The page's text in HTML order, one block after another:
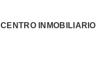
CENTRO INMOBILIARIO